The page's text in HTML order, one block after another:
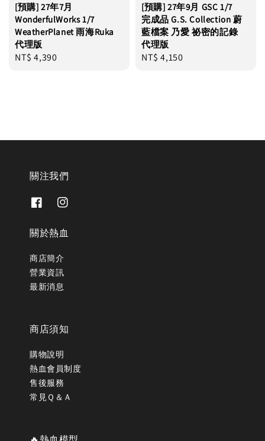
[預購] 27年7月
WonderfulWorks 1/7
WeatherPlanet 雨海Ruka
代理版
Regular
NT$ 4,390
[預購] 27年9月 GSC 1/7
完成品 G.S. Collection 蔚
藍檔案 乃愛 祕密的記錄
代理版
Regular
NT$ 4,150
關注我們
關於熱血
商店簡介
營業資訊
最新消息
商店須知
購物說明
熱血會員制度
售後服務
常見Ｑ＆Ａ